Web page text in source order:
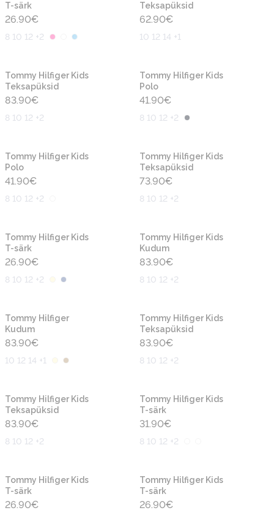
T-särk
26.90€
8 10 12 +2
Teksapüksid
62.90€
10 12 14 +1
Tommy Hilfiger Kids
Teksapüksid
83.90€
8 10 12 +2
Tommy Hilfiger Kids
Polo
41.90€
8 10 12 +2
Tommy Hilfiger Kids
Polo
41.90€
8 10 12 +2
Tommy Hilfiger Kids
Teksapüksid
73.90€
8 10 12 +2
Tommy Hilfiger Kids
T-särk
26.90€
8 10 12 +2
Tommy Hilfiger Kids
Kudum
83.90€
8 10 12 +2
Tommy Hilfiger
Kudum
83.90€
10 12 14 +1
Tommy Hilfiger Kids
Teksapüksid
83.90€
8 10 12 +2
Tommy Hilfiger Kids
Teksapüksid
83.90€
8 10 12 +2
Tommy Hilfiger Kids
T-särk
31.90€
8 10 12 +2
Tommy Hilfiger Kids
T-särk
26.90€
Tommy Hilfiger Kids
T-särk
26.90€